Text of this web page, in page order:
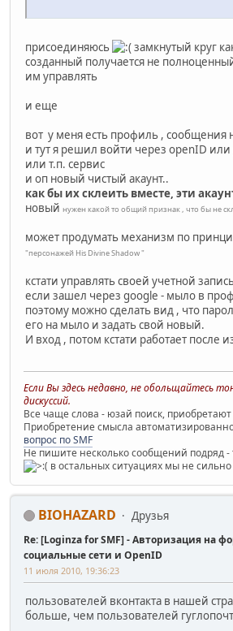
присоединяюсь
замкнутый круг
созданный получается не
им управлять
и еще
вот у меня есть профиль , сообщения
и тут я решил войти через openID
или т.п. сервис
и оп новый чистый акаунт..
как бы их склеить вместе, эти
новый нужен какой то общий признак , что бы не
может продумать механизм по
"персонажей His Divine Shadow "
кстати управлять своей учетной
если зашел через google - мыло в
поэтому можно сделать вид , что
его на мыло и задать свой новый.
И вход , потом кстати работает после
Если Вы здесь недавно, не обольщайтесь
дискуссий.
Все чаще слова - юзай поиск,
Приобретение смысла
вопрос по SMF
Не пишите несколько сообщений подряд -
в остальных ситуациях мы не сильно
BIOHAZARD Друзья
Re: [Loginza for SMF] - Авторизация на
социальные сети и OpenID
11 июля 2010, 19:36:23
пользователей вконтакта в нашей
больше, чем пользователей